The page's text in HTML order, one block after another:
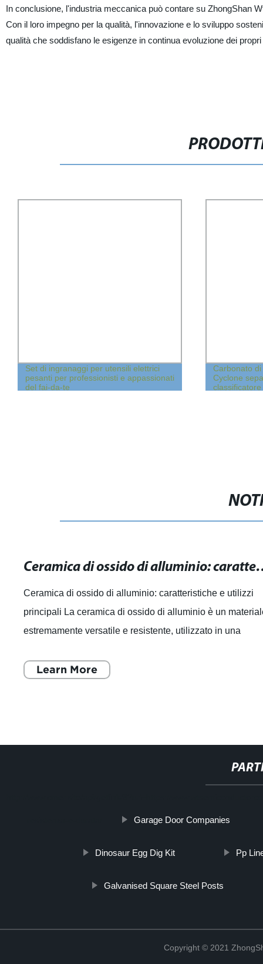
In conclusione, l'industria meccanica può contare su ZhongShan
Con il loro impegno per la qualità, l'innovazione e lo sviluppo
qualità che soddisfano le esigenze in continua evoluzione dei
Set di ingranaggi per utensili elettrici
pesanti per professionisti e appassionati
del fai-da-te
Carbonato
Cyclone
Ceramica di ossido
Ceramica di ossido di alluminio: caratteristiche e utilizzi
principali La ceramica di ossido di alluminio è un
estremamente versatile e resistente, utilizzato in una
Learn More
Garage Door Companies
Dinosaur Egg Dig Kit Pp
Galvanised Square Steel Posts
Copyright © 2021